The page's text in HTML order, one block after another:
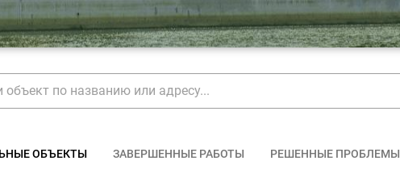
ОБЪЕКТЫ ЗАВЕРШЕННЫЕ РАБОТЫ РЕШЕННЫЕ ПРОБЛЕМЫ